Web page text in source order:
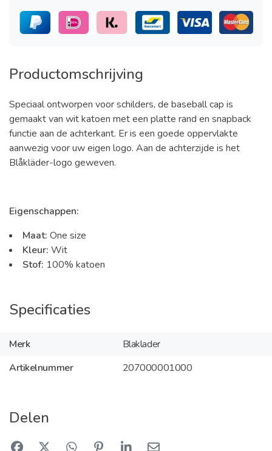
Productomschrijving
Speciaal ontworpen voor schilders, de baseball cap is
gemaakt van wit katoen met een platte rand en snapback
functie aan de achterkant. Er is een goede oppervlakte
aanwezig voor uw eigen logo. Aan de achterzijde is het
Blåkläder-logo geweven.
Eigenschappen:
Maat: One size
Kleur: Wit
Stof: 100% katoen
Specificaties
Merk
Blaklader
Artikelnummer
207000001000
Delen